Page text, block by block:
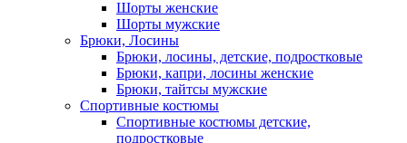
Шорты женские
Шорты мужские
Брюки, Лосины
Брюки, лосины, детские, подростковые
Брюки, капри, лосины женские
Брюки, тайтсы мужские
Спортивные костюмы
Спортивные костюмы детские,
подростковые